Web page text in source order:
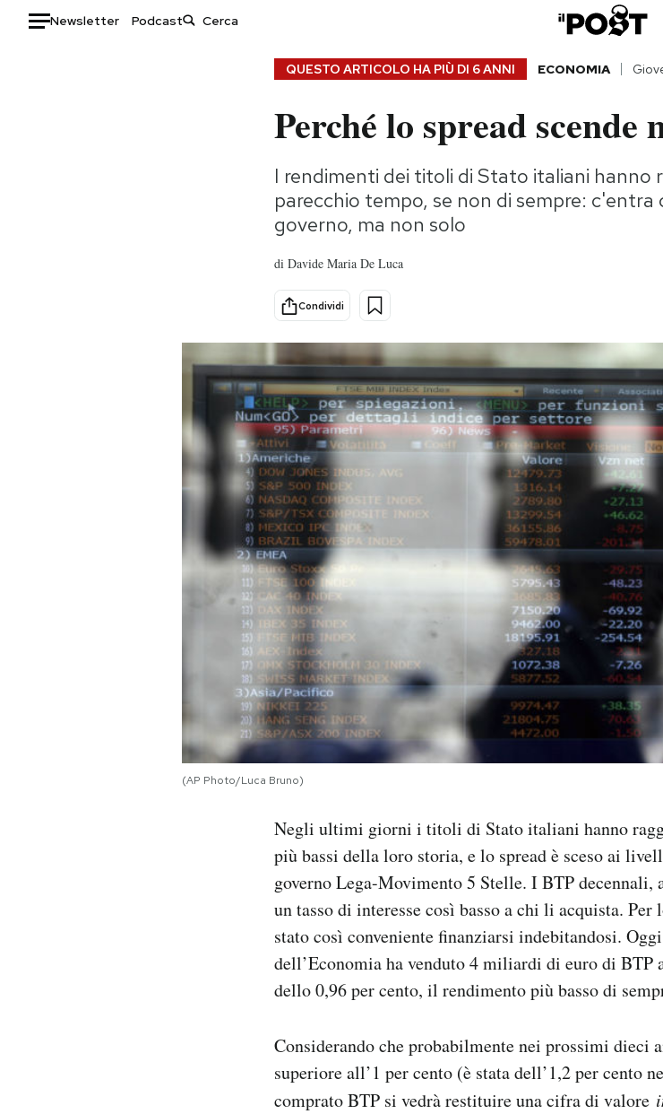
Newsletter Podcast
Consumismi
Storie/Idee
Mondiali calcio 2026
QUESTO ARTICOLO HA PIÙ DI 6 ANNI ECONOMIA
Perché lo spread scende
I rendimenti dei titoli di Stato italiani hanno
parecchio tempo, se non di sempre: c'entra
governo, ma non solo
di Davide Maria De Luca
Condividi
(AP Photo/Luca Bruno)
Negli ultimi giorni i titoli di Stato italiani hanno
più bassi della loro storia, e lo spread è sceso ai
governo Lega-Movimento 5 Stelle. I BTP decennali,
un tasso di interesse così basso a chi li acquista.
stato così conveniente finanziarsi indebitandosi.
dell’Economia ha venduto 4 miliardi di euro di BTP
dello 0,96 per cento, il rendimento più basso di
Considerando che probabilmente nei prossimi dieci
superiore all’1 per cento (è stata dell’1,2 per cento
comprato BTP si vedrà restituire una cifra di valore